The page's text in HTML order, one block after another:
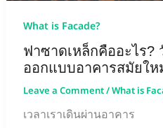
What is Facade?
ฟาซาดเหล็กคืออะไร?
ออกแบบอาคารสมัยให
Leave a Comment/What is
เวลาเราเดินผ่านอาคาร